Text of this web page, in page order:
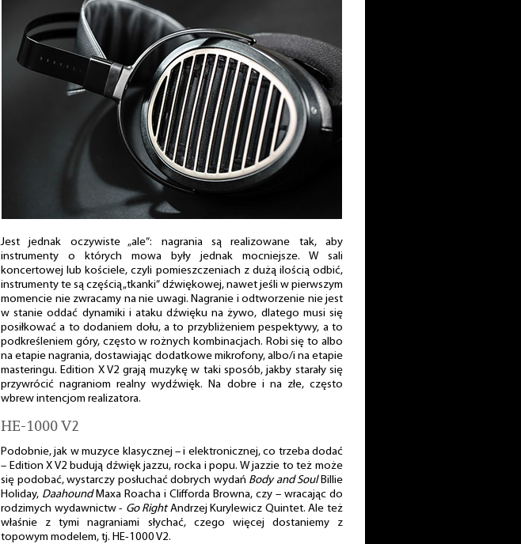
Jest jednak oczywiste „ale”: nagrania są realizowane tak, aby
instrumenty o których mowa były jednak mocniejsze. W sali
koncertowej lub kościele, czyli pomieszczeniach z dużą ilością odbić,
instrumenty te są częścią „tkanki” dźwiękowej, nawet jeśli w pierwszym
momencie nie zwracamy na nie uwagi. Nagranie i odtworzenie nie jest
w stanie oddać dynamiki i ataku dźwięku na żywo, dlatego musi się
posiłkować a to dodaniem dołu, a to przybliżeniem pespektywy, a to
podkreśleniem góry, często w rożnych kombinacjach. Robi się to albo
na etapie nagrania, dostawiając dodatkowe mikrofony, albo/i na etapie
masteringu. Edition X V2 grają muzykę w taki sposób, jakby starały się
przywrócić nagraniom realny wydźwięk. Na dobre i na złe, często
wbrew intencjom realizatora.
HE-1000 V2
Podobnie, jak w muzyce klasycznej – i elektronicznej, co trzeba dodać
– Edition X V2 budują dźwięk jazzu, rocka i popu. W jazzie to też może
się podobać, wystarczy posłuchać dobrych wydań Body and SoulBillie
Holiday, DaahoundMaxa Roacha i Clifforda Browna, czy – wracając do
rodzimych wydawnictw - Go RightAndrzej Kurylewicz Quintet. Ale też
właśnie z tymi nagraniami słychać, czego więcej dostaniemy z
topowym modelem, tj. HE-1000 V2.